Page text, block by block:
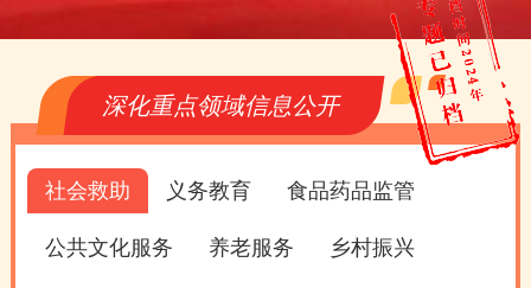
深化重点领域信息公开
社会救助 义务教育 食品药品监管
公共文化服务 养老服务 乡村振兴